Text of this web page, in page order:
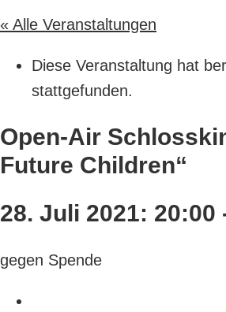
« Alle Veranstaltungen
Diese Veranstaltung hat
stattgefunden.
Open-Air
Future Children“
28. Juli 2021: 20:00
gegen Spende